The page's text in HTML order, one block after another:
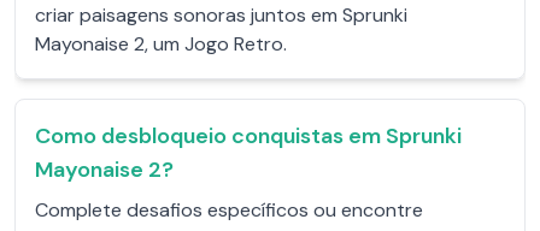
criar paisagens sonoras juntos em Sprunki
Mayonaise 2, um Jogo Retro.
Como desbloqueio conquistas em Sprunki
Mayonaise 2?
Complete desafios específicos ou encontre